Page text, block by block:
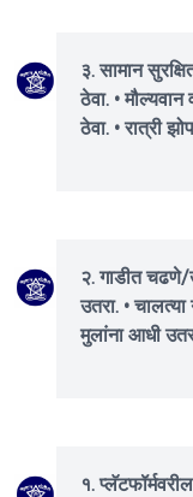
३. सामान
ठेवा. •
ठेवा. • रात्री
२. गाडीत चढणे/
उतरा. •
मुलांना आधी
१.